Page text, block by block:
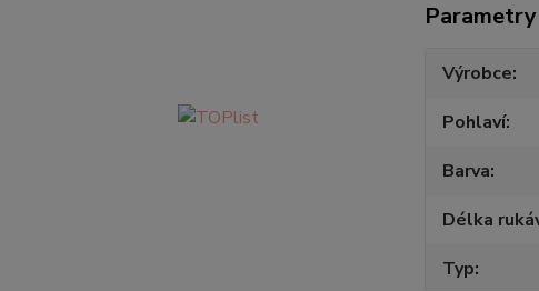
Parametry
Výrobce
Pohlaví
Barva
Délka
Typ